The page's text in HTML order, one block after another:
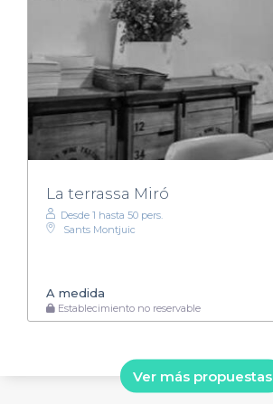
La terrassa Miró
Desde 1 hasta 50 pers.
Sants Montjuic
A medida
Establecimiento no reservable
Ver más propuestas